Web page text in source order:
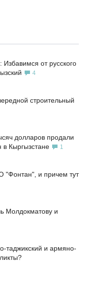
Избавимся от русского
4
строительный
долларов продали
Кыргызстане
1
"Фонтан", и причем тут
Молдокматову и
таджикский и армяно-